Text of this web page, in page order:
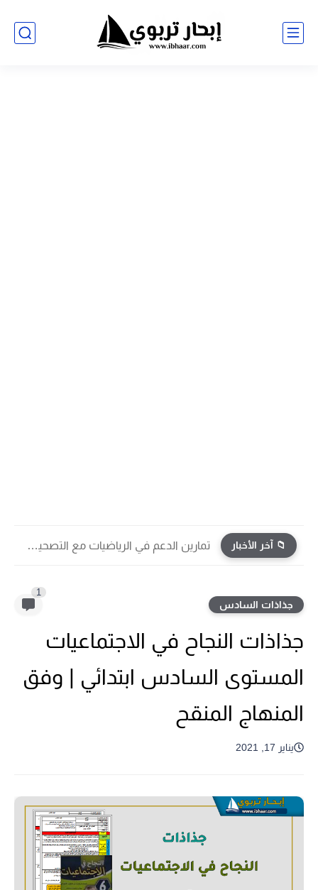
📁 آخر الأخبار تمارين الدعم في الرياضيات مع التصحيح | جميع الوحدات...
جذاذات السادس
1
جذاذات النجاح في الاجتماعيات
المستوى السادس ابتدائي | وفق
المنهاج المنقح
يناير 17, 2021